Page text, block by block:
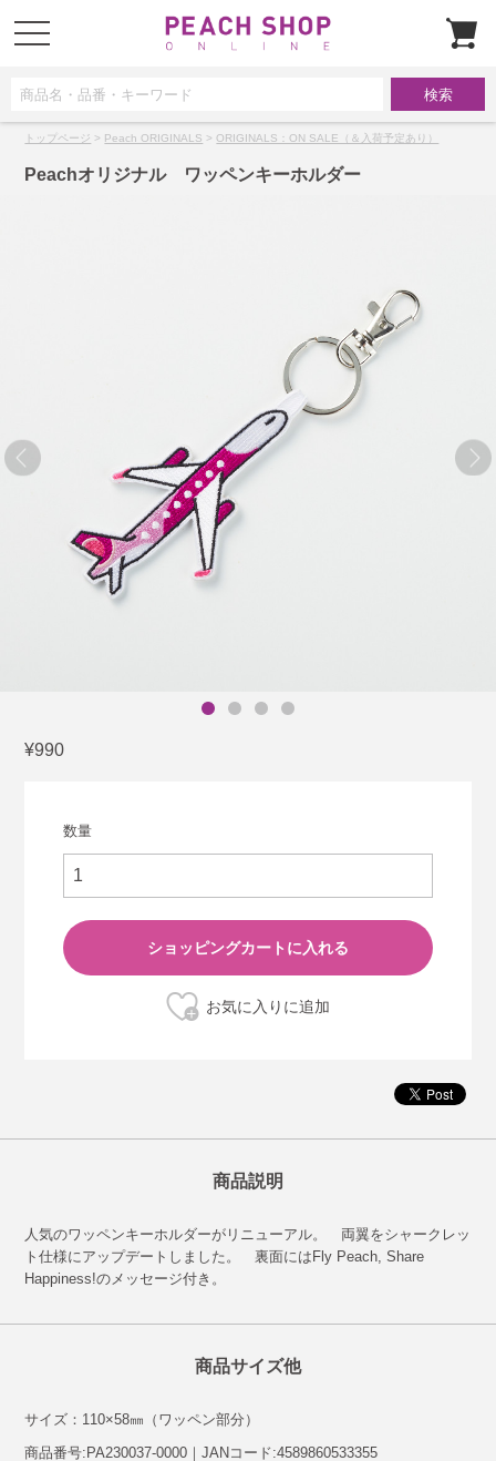
t
o
a
トップページ > Peach ORIGINALS >ORIGINALS：ON SALE（＆入荷予定あり）
Peachオリジナル ワッペンキーホルダー
¥990
数量
商品説明
人気のワッペンキーホルダーがリニューアル。 両翼をシャークレッ
ト仕様にアップデートしました。 裏面にはFly Peach, Share
Happiness!のメッセージ付き。
商品サイズ他
サイズ：110×58㎜（ワッペン部分）
商品番号:PA230037-0000｜JANコード:4589860533355